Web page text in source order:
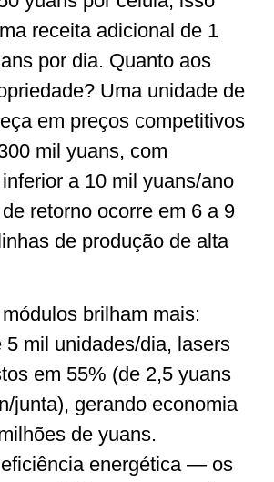
receita adicional de 1
por dia. Quanto aos
Uma unidade de
em preços competitivos
mil yuans, com
a 10 mil yuans/ano
retorno ocorre em 6 a 9
de produção de alta
brilham mais:
5 mil unidades/dia, lasers
em 55% (de 2,5 yuans
junta), gerando economia
de yuans.
energética — os